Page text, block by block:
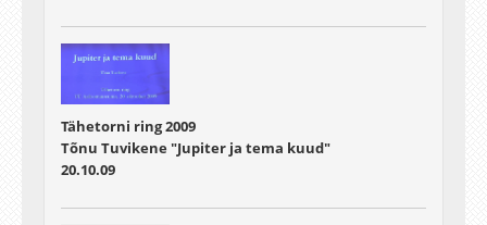
Tähetorni ring 2009
Tõnu Tuvikene "Jupiter ja tema kuud"
20.10.09